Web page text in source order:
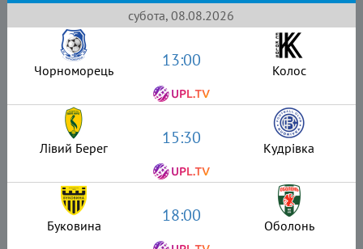
субота, 08.08.2026
Чорноморець 13:00 Колос
Лівий Берег 15:30 Кудрівка
Буковина 18:00 Оболонь